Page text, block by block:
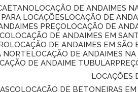
LOCAÇÃO DE ANDAIMES
PARA LOCAÇÕES LOCAÇÃO DE
PREÇO LOCAÇÃO DE
LOCAÇÃO DE ANDAIMES EM
LOCAÇÃO DE ANDAIMES EM SÃO
NORTE LOCAÇÃO DE ANDAIMES
DE ANDAIME TUBULAR
LOCAÇÃO DE BETONEIRAS